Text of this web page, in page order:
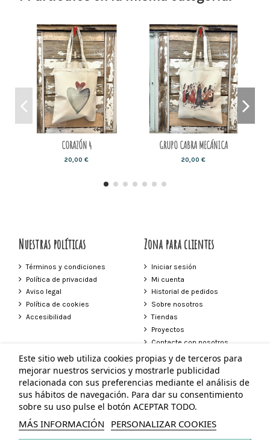
CORAZÓN 4
20,00 €
GRUPO CABRA MECÁNICA
20,00 €
Nuestras políticas
Términos y condiciones
Política de privacidad
Aviso legal
Política de cookies
Accesibilidad
Zona para clientes
Iniciar sesión
Mi cuenta
Historial de pedidos
Sobre nosotros
Tiendas
Proyectos
Contacte con nosotros
Contacto
Tienda Vejer
Plaza de España 24 Vejer de la Frontera
856 272 639
603 604 247
tiendavejer@neilapascual.com
Este sitio web utiliza cookies propias y de terceros para
mejorar nuestros servicios y mostrarle publicidad
relacionada con sus preferencias mediante el análisis de
sus hábitos de navegación. Para dar su consentimiento
sobre su uso pulse el botón ACEPTAR TODO.
MÁS INFORMACIÓN PERSONALIZAR COOKIES